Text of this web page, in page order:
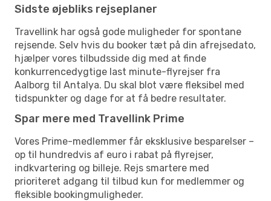
Sidste øjebliks rejseplaner
Travellink har også gode muligheder for spontane
rejsende. Selv hvis du booker tæt på din afrejsedato,
hjælper vores tilbudsside dig med at finde
konkurrencedygtige last minute-flyrejser fra
Aalborg til Antalya. Du skal blot være fleksibel med
tidspunkter og dage for at få bedre resultater.
Spar mere med Travellink Prime
Vores Prime-medlemmer får eksklusive besparelser –
op til hundredvis af euro i rabat på flyrejser,
indkvartering og billeje. Rejs smartere med
prioriteret adgang til tilbud kun for medlemmer og
fleksible bookingmuligheder.